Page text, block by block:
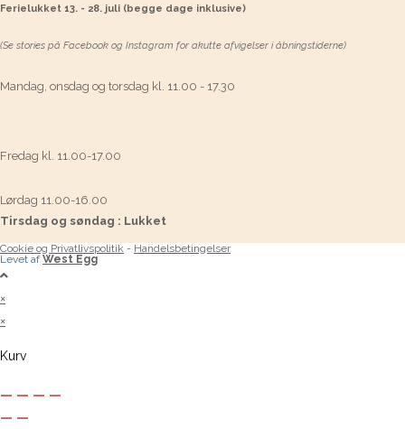
Ferielukket 13. - 28. juli (begge dage inklusive)
(Se stories på Facebook og Instagram for akutte afvigelser i åbningstiderne)
Mandag, onsdag og torsdag kl. 11.00 - 17.30
Fredag kl. 11.00-17.00
Lørdag 11.00-16.00
Tirsdag og søndag : Lukket
Cookie og Privatlivspolitik - Handelsbetingelser
Levet af West Egg
×
×
Kurv